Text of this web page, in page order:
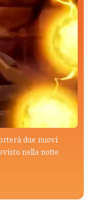
due nuovi
nella notte